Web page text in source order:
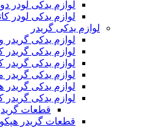
لوازم یدکی لودر دوسان
لوازم یدکی لودر کاترپیلار
لوازم یدکی گریدر
لوازم یدکی گریدر ولوو
لوازم یدکی گریدر کاترپیلار
لوازم یدکی گریدر کوماتسو
لوازم یدکی گریدر میتسوبیشی
لوازم یدکی گریدر هپکو
لوازم یدکی گریدر کاترپیلار
قطعات گریدر کاترپیلار
قطعات گریدر هپکو